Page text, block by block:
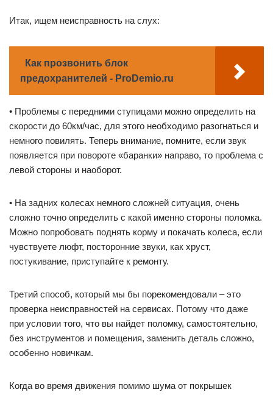
Итак, ищем неисправность на слух:
Как прозвонить блок
предохранителей - ProDemio.ru
• Проблемы с передними ступицами можно определить на
скорости до 60км/час, для этого необходимо разогнаться и
немного повилять. Теперь внимание, помните, если звук
появляется при повороте «баранки» направо, то проблема с
левой стороны и наоборот.
• На задних колесах немного сложней ситуация, очень
сложно точно определить с какой именно стороны поломка.
Можно попробовать поднять корму и покачать колеса, если
чувствуете люфт, посторонние звуки, как хруст,
постукивание, приступайте к ремонту.
Третий способ, который мы бы порекомендовали – это
проверка неисправностей на сервисах. Потому что даже
при условии того, что вы найдет поломку, самостоятельно,
без инструментов и помещения, заменить деталь сложно,
особенно новичкам.
Когда во время движения помимо шума от покрышек